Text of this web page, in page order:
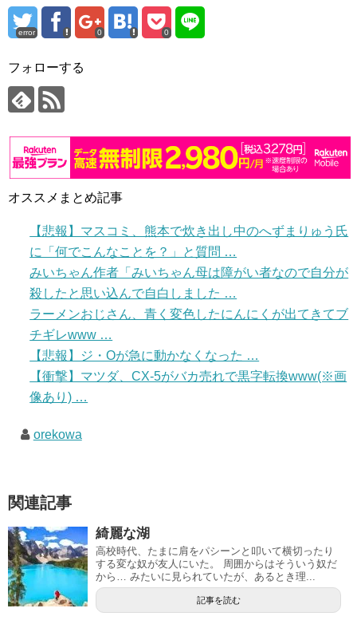
error 0 0
フォローする
オススメまとめ記事
【悲報】マスコミ、熊本で炊き出し中のへずまりゅう氏
に「何でこんなことを？」と質問 …
みいちゃん作者「みいちゃん母は障がい者なので自分が
殺したと思い込んで自白しました …
ラーメンおじさん、青く変色したにんにくが出てきてブ
チギレwww …
【悲報】ジ・Oが急に動かなくなった …
【衝撃】マツダ、CX-5がバカ売れで黒字転換www(※画
像あり) …
orekowa
関連記事
綺麗な湖
高校時代、たまに肩をパシーンと叩いて横切ったり
する変な奴が友人にいた。 周囲からはそういう奴だ
から… みたいに見られていたが、あるとき理...
記事を読む